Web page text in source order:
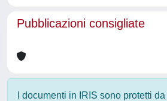
Pubblicazioni consigliate
I documenti in IRIS sono protetti